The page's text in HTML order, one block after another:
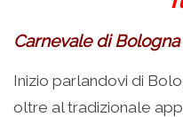
Carnevale di
Inizio parlandovi di
oltre al tradizionale